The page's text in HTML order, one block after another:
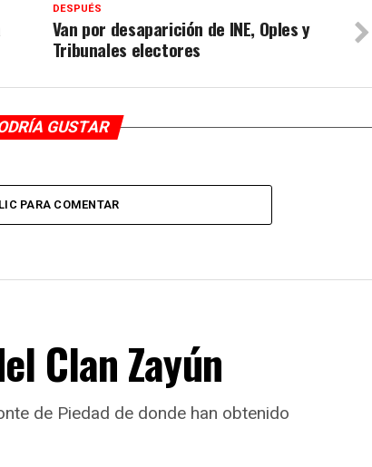
DESPUÉS
Van por desaparición de INE, Oples y
Tribunales electores
GUSTAR
PARA COMENTAR
Clan Zayún
de Piedad de donde han obtenido